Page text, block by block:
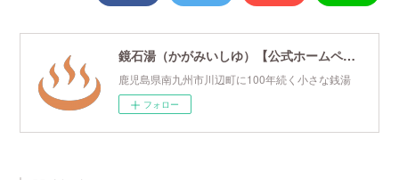
鏡石湯（かがみいしゆ）【公式ホームページ】
鹿児島県南九州市川辺町に100年続く小さな銭湯
フォロー